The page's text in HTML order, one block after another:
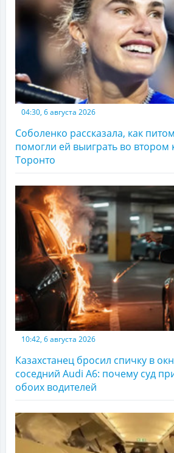
04:30, 6 августа 2026
Соболенко рассказала, как
помогли ей выиграть во втором
Торонто
10:42, 6 августа 2026
Казахстанец бросил спичку в
соседний Audi A6: почему суд
обоих водителей